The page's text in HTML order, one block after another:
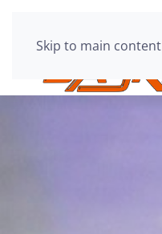
Skip to main content